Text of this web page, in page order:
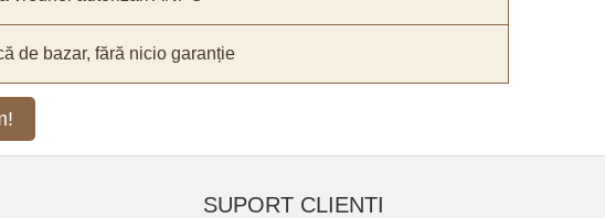
de bazar, fără nicio garanție
SUPORT CLIENTI